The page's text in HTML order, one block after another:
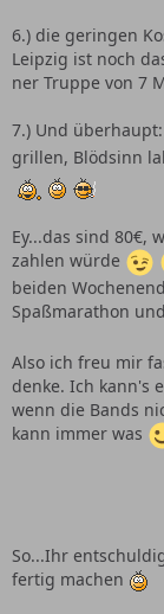
6.) die geringen
Leipzig ist noch
ner Truppe von 7
7.) Und
grillen, Blödsinn
Ey...das sind 80€,
zahlen würde
beiden
Spaßmarathon
Also ich freu mir
denke. Ich kann's
wenn die Bands
kann immer was
So...Ihr
fertig machen